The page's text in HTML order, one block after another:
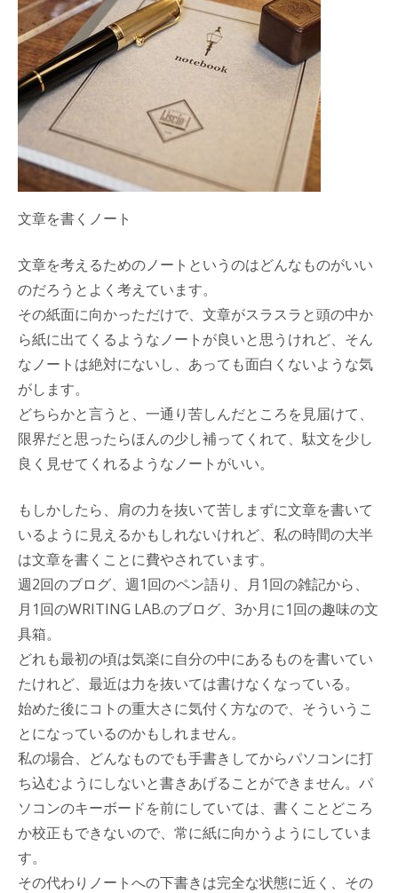
文章を書くノート
文章を考えるためのノートというのはどんなものがいい
のだろうとよく考えています。
その紙面に向かっただけで、文章がスラスラと頭の中か
ら紙に出てくるようなノートが良いと思うけれど、そん
なノートは絶対にないし、あっても面白くないような気
がします。
どちらかと言うと、一通り苦しんだところを見届けて、
限界だと思ったらほんの少し補ってくれて、駄文を少し
良く見せてくれるようなノートがいい。
もしかしたら、肩の力を抜いて苦しまずに文章を書いて
いるように見えるかもしれないけれど、私の時間の大半
は文章を書くことに費やされています。
週2回のブログ、週1回のペン語り、月1回の雑記から、
月1回のWRITING LAB.のブログ、3か月に1回の趣味の文
具箱。
どれも最初の頃は気楽に自分の中にあるものを書いてい
たけれど、最近は力を抜いては書けなくなっている。
始めた後にコトの重大さに気付く方なので、そういうこ
とになっているのかもしれません。
私の場合、どんなものでも手書きしてからパソコンに打
ち込むようにしないと書きあげることができません。パ
ソコンのキーボードを前にしていては、書くことどころ
か校正もできないので、常に紙に向かうようにしていま
す。
その代わりノートへの下書きは完全な状態に近く、その